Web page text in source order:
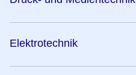
Elektrotechnik